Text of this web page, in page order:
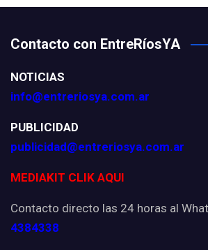
Contacto con EntreRíosYA
NOTICIAS
info@entreriosya.com.ar
PUBLICIDAD
publicidad@entreriosya.com.ar
MEDIAKIT CLIK AQUI
Contacto directo las 24 horas al
4384338